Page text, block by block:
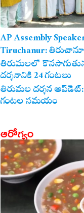
AP Assembly
Tiruchanur:
అసెంబ్లీ స్పీకర్..
అయ్యన్నపాత్రుడు!
తిరుమలలో
దర్శనానికి 24 గంటలు
తిరుమల దర్శన అప్‌డేట్:
గంటల సమయం
ఆరోగ్యం